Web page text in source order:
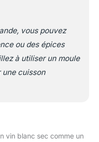
vous pouvez
ou des épices
à utiliser un moule
une cuisson
vin blanc sec comme un